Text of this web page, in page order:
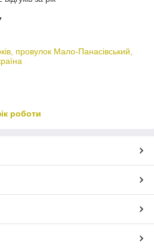
провулок Мало-Панасівський,
роботи